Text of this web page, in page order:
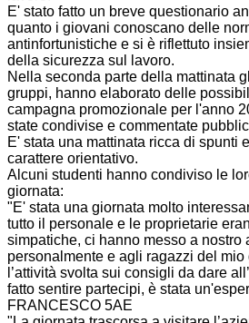
E' stato fatto un breve questionario
quanto i giovani conoscano delle
antinfortunistiche e si è riflettuto
della sicurezza sul lavoro.
Nella seconda parte della mattinata
gruppi, hanno elaborato delle
campagna promozionale per l'anno
state condivise e commentate
E' stata una mattinata ricca di spunti
carattere orientativo.
Alcuni studenti hanno condiviso le
giornata:
"E' stata una giornata molto
tutto il personale e le proprietarie
simpatiche, ci hanno messo a nostro
personalmente e agli ragazzi del
l’attività svolta sui consigli da dare
fatto sentire partecipi, è stata
FRANCESCO 5AE